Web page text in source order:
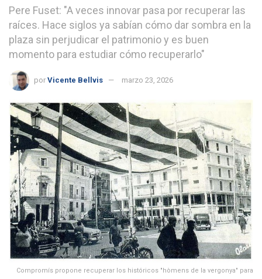
Pere Fuset: "A veces innovar pasa por recuperar las
raíces. Hace siglos ya sabían cómo dar sombra en la
plaza sin perjudicar el patrimonio y es buen
momento para estudiar cómo recuperarlo"
por Vicente Bellvis marzo 23, 2026
Compromís propone recuperar los históricos "hòmens de la vergonya" para